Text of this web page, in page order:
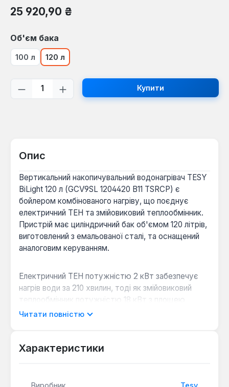
Звичайна ціна:
25 920,90 ₴
Виберіть
Об'єм бака
100 л 120 л
Кількість товару: Введіть потрібну
Купити
Опис
Вертикальний накопичувальний водонагрівач TESY
BiLight 120 л (GCV9SL 1204420 B11 TSRCP) є
бойлером комбінованого нагріву, що поєднує
електричний ТЕН та змійовиковий теплообмінник.
Пристрій має циліндричний бак об'ємом 120 літрів,
виготовлений з емальованої сталі, та оснащений
аналоговим керуванням.
Електричний ТЕН потужністю 2 кВт забезпечує
нагрів води за 210 хвилин, тоді як змійовиковий
теплообмінник потужністю 18 кВт з площею
поверхні 0.7 м² нагріває воду за 93 хвилини. Це
електричний, твердопаливний котел) для
220 В.
Читати повністю
Характеристики